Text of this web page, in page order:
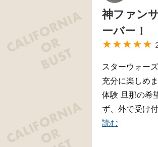
神ファン
ーバー！
★★★★★
スターウォー
充分に楽しめ
体験 旦那の希
ず、外で受け
読む